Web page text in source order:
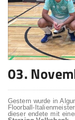
03.
Gestern wurde in
Floorball-
dieser endete mit